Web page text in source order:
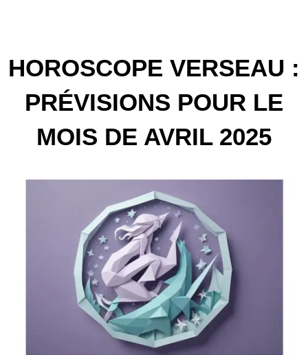
HOROSCOPE VERSEAU :
PRÉVISIONS POUR LE
MOIS DE AVRIL 2025